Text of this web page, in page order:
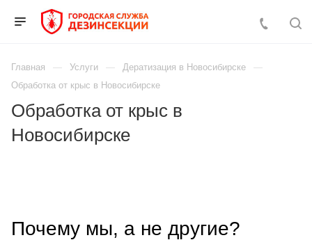
Главная Услуги
Дератизация в Новосибирске
Обработка от крыс в Новосибирске
Обработка от крыс в
Новосибирске
Почему мы, а не другие?